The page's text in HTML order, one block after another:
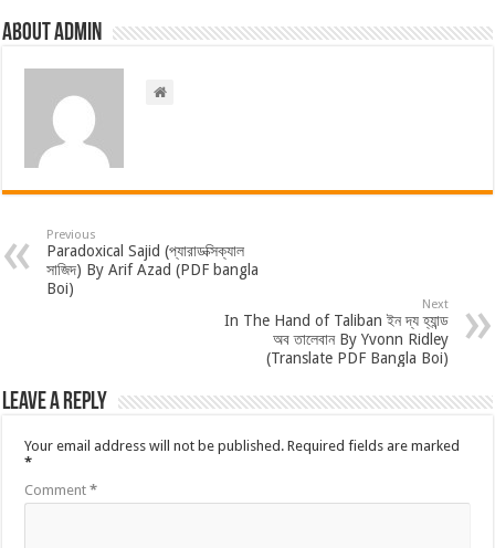
About admin
Previous
Paradoxical Sajid (প্যারাডক্সিক্যাল
সাজিদ) By Arif Azad (PDF bangla
Boi)
Next
In The Hand of Taliban ইন দ্য হ্যান্ড
অব তালেবান By Yvonn Ridley
(Translate PDF Bangla Boi)
Leave a Reply
Your email address will not be published. Required fields are marked
*
Comment*